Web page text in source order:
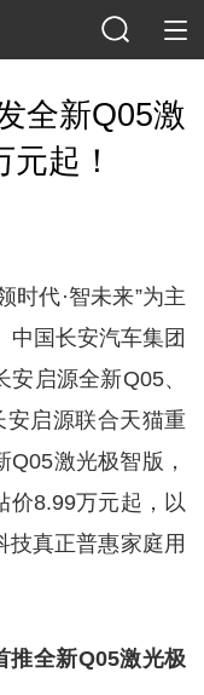
全新Q05激
起！
时代·智未来”为主
中国长安汽车集团
启源全新Q05、
启源联合天猫重
激光极智版，
价8.99万元起，以
技真正普惠家庭用
推全新Q05激光极